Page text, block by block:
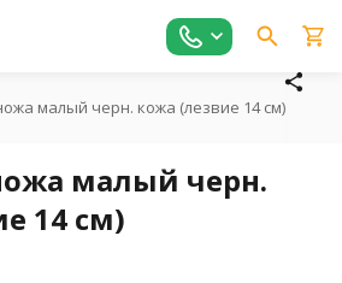
малый черн. кожа (лезвие 14 см)
малый черн.
14 см)